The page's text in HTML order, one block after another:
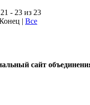
- 23 из 23
| Все
сайт